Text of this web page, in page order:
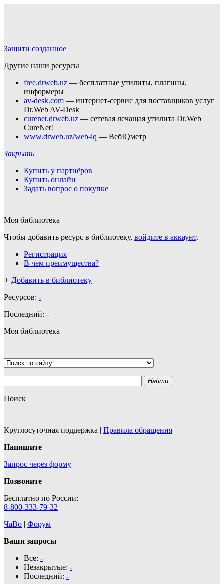
Защити созданное
Другие наши ресурсы
free.drweb.uz — бесплатные утилиты, плагины,
информеры
av-desk.com — интернет-сервис для поставщиков услуг
Dr.Web AV-Desk
curenet.drweb.uz — сетевая лечащая утилита Dr.Web
CureNet!
www.drweb.uz/web-iq — ВебIQметр
Закрыть
Купить у партнёров
Купить онлайн
Задать вопрос о покупке
Моя библиотека
Чтобы добавить ресурс в библиотеку, войдите в аккаунт.
Регистрация
В чем преимущества?
+ Добавить в библиотеку
Ресурсов: -
Последний: -
Моя библиотека
Найти
Поиск
Круглосуточная поддержка | Правила обращения
Напишите
Запрос через форму
Позвоните
Бесплатно по России:
8-800-333-79-32
ЧаВо | Форум
Ваши запросы
Все: -
Незакрытые: -
Последний: -